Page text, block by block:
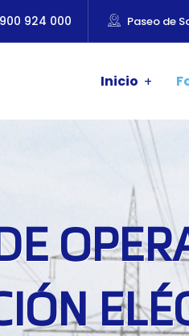
900 924 000 Paseo de
Inicio